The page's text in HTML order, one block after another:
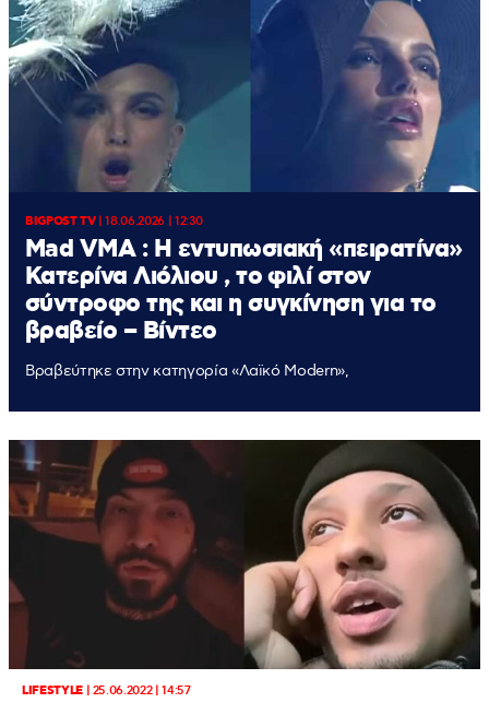
BIGPOST TV|18.06.2026 | 12:30
Mad VMA : Η εντυπωσιακή «πειρατίνα»
Κατερίνα Λιόλιου , το φιλί στον
σύντροφο της και η συγκίνηση για το
βραβείο – Βίντεο
Βραβεύτηκε στην κατηγορία «Λαϊκό Modern»,
LIFESTYLE| 25.06.2022 | 14:57